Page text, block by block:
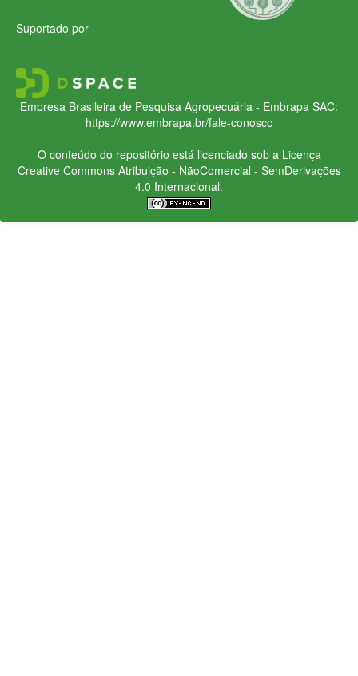
Suportado por
Empresa Brasileira de Pesquisa Agropecuária - Embrapa SAC:
https://www.embrapa.br/fale-conosco
O conteúdo do repositório está licenciado sob a Licença
Creative CommonsAtribuição - NãoComercial - SemDerivações
4.0 Internacional.